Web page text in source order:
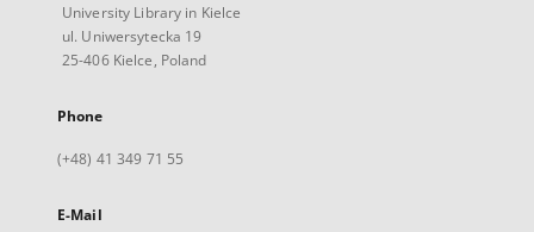
University Library in Kielce
ul. Uniwersytecka 19
25-406 Kielce, Poland
Phone
(+48) 41 349 71 55
E-Mail